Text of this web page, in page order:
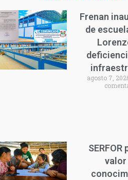
Frenan
de
agosto 7,
SERFOR